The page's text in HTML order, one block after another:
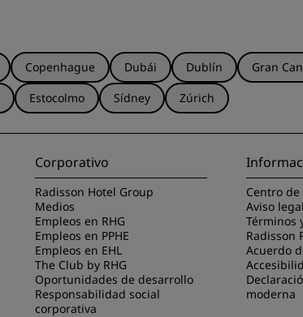
Copenhague Dubái Dublín Gran
Estocolmo Sídney Zúrich
Corporativo
Radisson Hotel Group
Medios
Empleos en RHG
Empleos en PPHE
Empleos en EHL
The Club by RHG
Oportunidades de desarrollo
Responsabilidad social
corporativa
Centro
Aviso legal
Términos
Radisson
Acuerdo
moderna